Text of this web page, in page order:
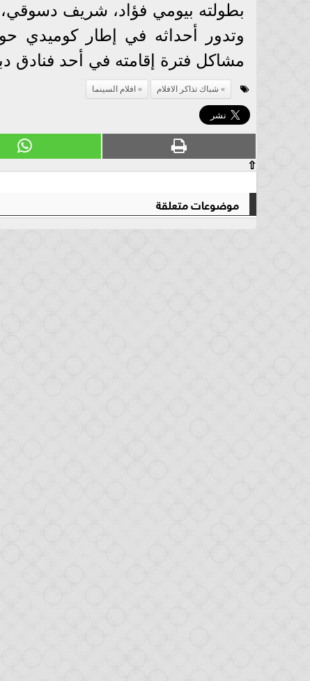
بطولته بيومي فؤاد، شريف
وتدور أحداثه في إطار كوميدي
مشاكل فترة إقامته في أحد فنادق دبي
شباك تذاكر الافلام افلام السينما
⇧
موضوعات متعلقة